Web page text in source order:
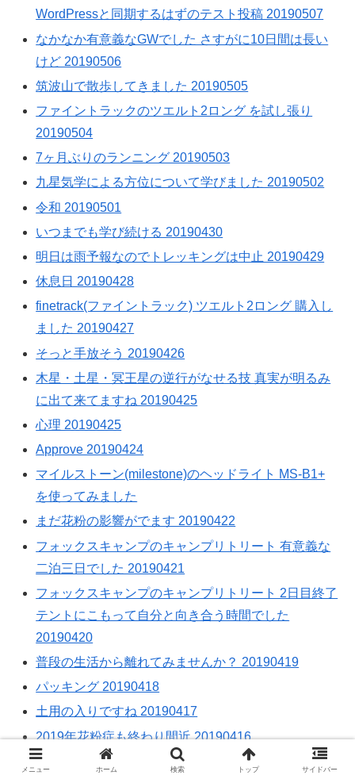
WordPressと同期するはずのテスト投稿 20190507
なかなか有意義なGWでした さすがに10日間は長い
けど 20190506
筑波山で散歩してきました 20190505
ファイントラックのツエルト2ロング を試し張り
20190504
7ヶ月ぶりのランニング 20190503
九星気学による方位について学びました 20190502
令和 20190501
いつまでも学び続ける 20190430
明日は雨予報なのでトレッキングは中止 20190429
休息日 20190428
finetrack(ファイントラック) ツエルト2ロング 購入し
ました 20190427
そっと手放そう 20190426
木星・土星・冥王星の逆行がなせる技 真実が明るみ
に出て来てますね 20190425
心理 20190425
Approve 20190424
マイルストーン(milestone)のヘッドライト MS-B1+
を使ってみました
まだ花粉の影響がでます 20190422
フォックスキャンプのキャンプリトリート 有意義な
二泊三日でした 20190421
フォックスキャンプのキャンプリトリート 2日目終了
テントにこもって自分と向き合う時間でした
20190420
普段の生活から離れてみませんか？ 20190419
パッキング 20190418
土用の入りですね 20190417
2019年花粉症も終わり間近 20190416
Vibram(ビブラム)のリハビリ中 20190415
メニュー ホーム 検索 トップ サイドバー